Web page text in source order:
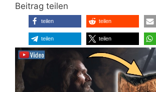
Beitrag teilen
teilen teilen
teilen teilen